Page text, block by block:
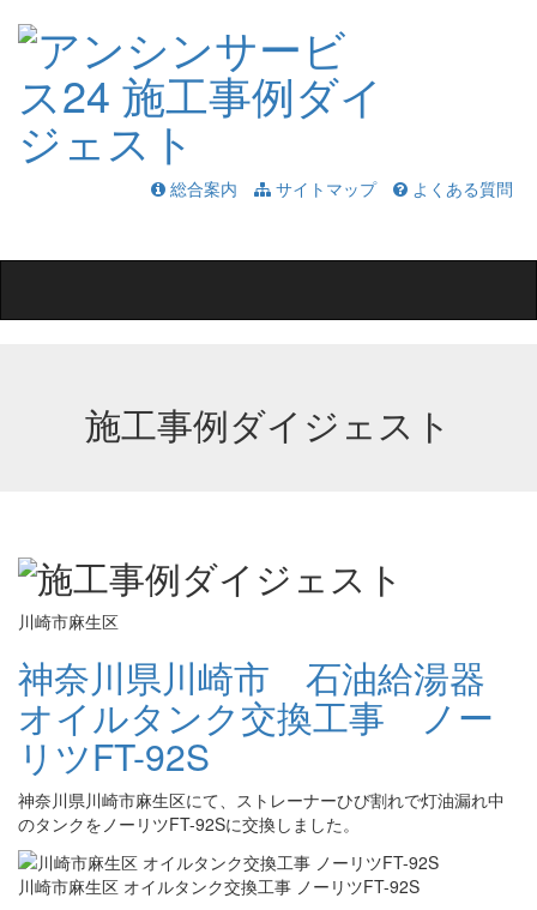
総合案内 サイトマップ
よくある質問
施工事例ダイジェスト
川崎市麻生区
神奈川県川崎市 石油給湯器
オイルタンク交換工事 ノー
リツFT-92S
神奈川県川崎市麻生区にて、ストレーナーひび割れで灯油漏れ中
のタンクをノーリツFT-92Sに交換しました。
川崎市麻生区 オイルタンク交換工事 ノーリツFT-92S